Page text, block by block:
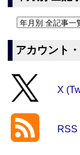
アカウント
X
RSS